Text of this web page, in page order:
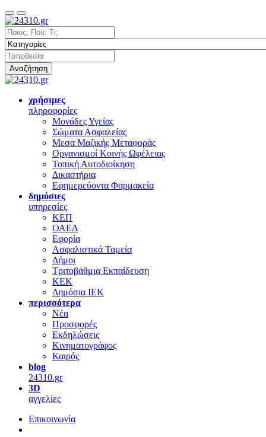
Αναζήτηση
χρήσιμες
πληροφορίες
Μονάδες Υγείας
Σώματα Ασφαλείας
Μεσα Μαζικής Μεταφοράς
Οργανισμοί Κοινής Ωφέλειας
Τοπική Αυτοδιοίκηση
Δικαστήρια
Εφημερεύοντα Φαρμακεία
δημόσιες
υπηρεσίες
ΚΕΠ
ΟΑΕΔ
Εφορία
Ασφαλιστικά Ταμεία
Δήμοι
Τριτοβάθμια Εκπαίδευση
ΚΕΚ
Δημόσια ΙΕΚ
περισσότερα
Νέα
Προσφορές
Εκδηλώσεις
Κινηματογράφος
Καιρός
blog
24310.gr
3D
αγγελίες
Επικοινωνία